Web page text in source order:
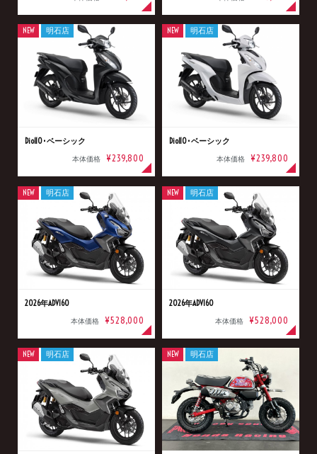
Dio110･ベーシック
本体価格 ¥239,800
NEW 明石店
Dio110･ベーシック
本体価格 ¥239,800
NEW 明石店
2026年ADV160
本体価格 ¥528,000
NEW 明石店
2026年ADV160
本体価格 ¥528,000
NEW 明石店
NEW 明石店 NEW 明石店